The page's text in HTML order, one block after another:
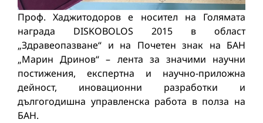
Проф. Хаджитодоров е носител на Голямата
награда DISKOBOLOS 2015 в област
„Здравеопазване“ и на Почетен знак на БАН
„Марин Дринов“ – лента за значими научни
постижения, експертна и научно-приложна
дейност, иновационни разработки и
дългогодишна управленска работа в полза на
БАН.